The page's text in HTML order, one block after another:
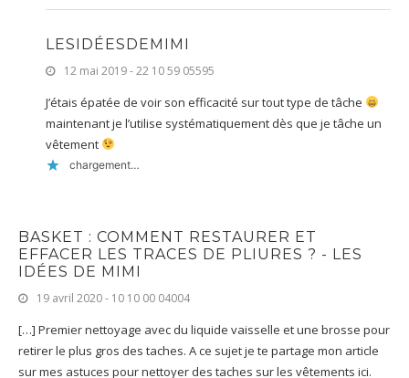
LESIDÉESDEMIMI
12 mai 2019 - 22 10 59 05595
J’étais épatée de voir son efficacité sur tout type de tâche
maintenant je l’utilise systématiquement dès que je tâche un
vêtement
chargement…
BASKET : COMMENT RESTAURER ET
EFFACER LES TRACES DE PLIURES ? - LES
IDÉES DE MIMI
19 avril 2020 - 10 10 00 04004
[…] Premier nettoyage avec du liquide vaisselle et une brosse pour
retirer le plus gros des taches. A ce sujet je te partage mon article
sur mes astuces pour nettoyer des taches sur les vêtements ici.